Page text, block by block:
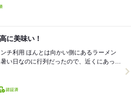
に美味い！
にあるラーメン
い日なのに行列だったので、近くにあった